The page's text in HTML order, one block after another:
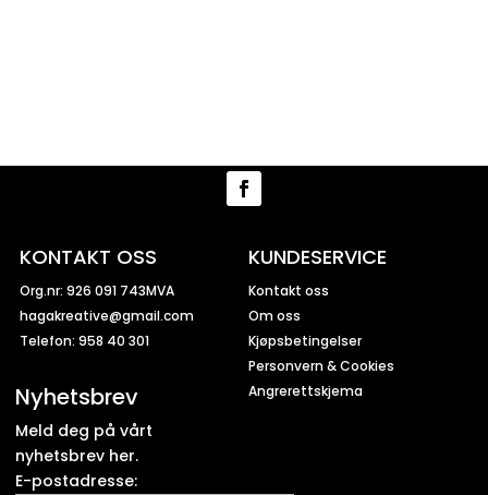
KONTAKT OSS
Org.nr: 926 091 743MVA
hagakreative@gmail.com
Telefon: 958 40 301
Nyhetsbrev
Meld deg på vårt
nyhetsbrev her.
E-postadresse:
KUNDESERVICE
Kontakt oss
Om oss
Kjøpsbetingelser
Personvern & Cookies
Angrerettskjema